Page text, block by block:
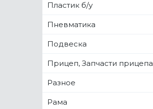
Пластик б/у
Пневматика
Подвеска
Прицеп, Запчасти прицепа
Разное
Рама